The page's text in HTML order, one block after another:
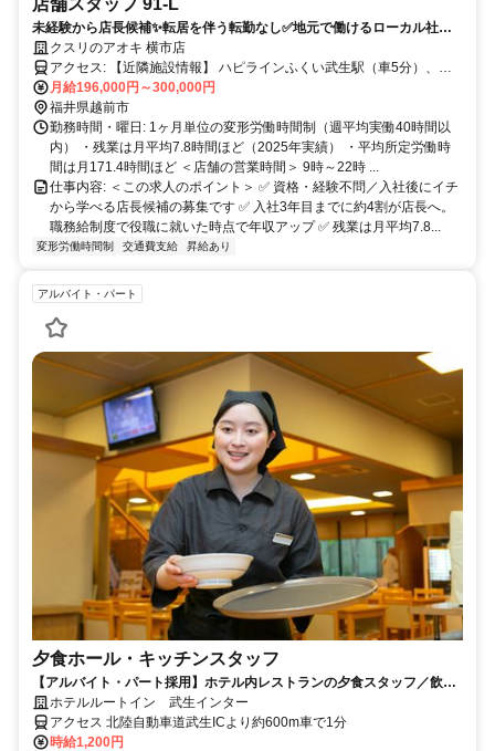
店舗スタッフ 91-L
未経験から店長候補✨転居を伴う転勤なし✅地元で働けるローカル社員
｜希望休月4日
クスリのアオキ 横市店
アクセス: 【近隣施設情報】 ハピラインふくい武生駅（車5分）、越
前市役所（車5分）、武生中央公園（車5分） 【近隣学校情報】 仁愛
大学（車5分）
月給196,000円～300,000円
福井県越前市
勤務時間・曜日: 1ヶ月単位の変形労働時間制（週平均実働40時間以
内） ・残業は月平均7.8時間ほど（2025年実績） ・平均所定労働時
間は月171.4時間ほど ＜店舗の営業時間＞ 9時～22時 ...
仕事内容: ＜この求人のポイント＞ ✅ 資格・経験不問／入社後にイチ
から学べる店長候補の募集です ✅ 入社3年目までに約4割が店長へ。
職務給制度で役職に就いた時点で年収アップ ✅ 残業は月平均7.8...
変形労働時間制 交通費支給 昇給あり
アルバイト・パート
夕食ホール・キッチンスタッフ
【アルバイト・パート採用】ホテル内レストランの夕食スタッフ／飲食
未経験歓迎！学生・主婦活躍中
ホテルルートイン 武生インター
アクセス 北陸自動車道武生ICより約600m車で1分
時給1,200円